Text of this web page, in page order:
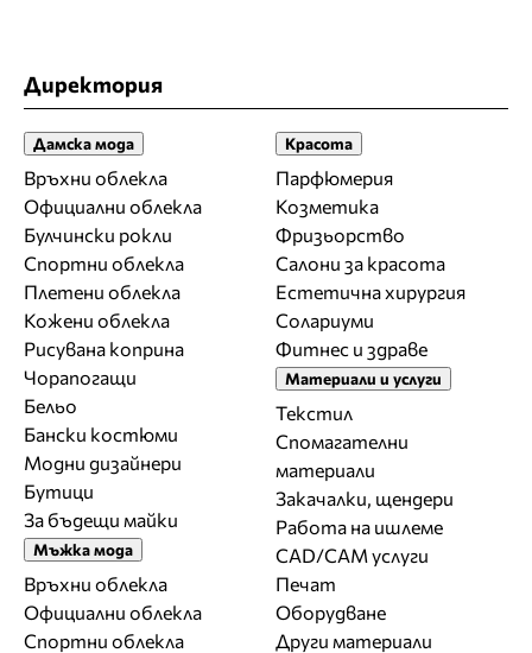
Директория
Дамска мода
Връхни облекла
Официални облекла
Булчински рокли
Спортни облекла
Плетени облекла
Кожени облекла
Рисувана коприна
Чорапогащи
Бельо
Бански костюми
Модни дизайнери
Бутици
За бъдещи майки
Мъжка мода
Връхни облекла
Официални облекла
Спортни облекла
Красота
Парфюмерия
Козметика
Фризьорство
Салони за красота
Естетична хирургия
Солариуми
Фитнес и здраве
Материали и услуги
Текстил
Спомагателни
материали
Закачалки, щендери
Работа на ишлеме
CAD/CAM услуги
Печат
Оборудване
Други материали